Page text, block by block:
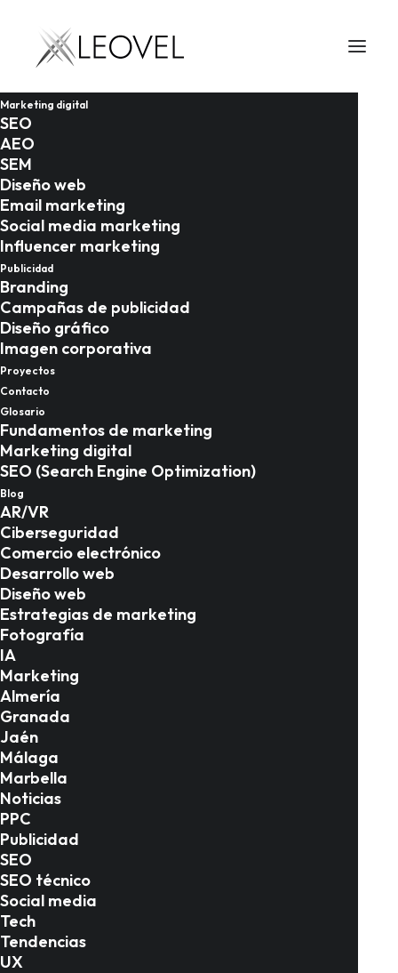
Marketing digital
SEO
AEO
SEM
Diseño web
Email marketing
Social media marketing
Influencer marketing
Publicidad
Branding
Campañas de publicidad
Diseño gráfico
Imagen corporativa
Proyectos
Contacto
Glosario
Fundamentos de marketing
Marketing digital
SEO (Search Engine Optimization)
Blog
AR/VR
Ciberseguridad
Comercio electrónico
Desarrollo web
Diseño web
Estrategias de marketing
Fotografía
IA
Marketing
Almería
Granada
Jaén
Málaga
Marbella
Noticias
PPC
Publicidad
SEO
SEO técnico
Social media
Tech
Tendencias
UX
Marketing digital para
el sector turístico en
al viajero de 2026
Introducción
Almería lleva décadas siendo la gran